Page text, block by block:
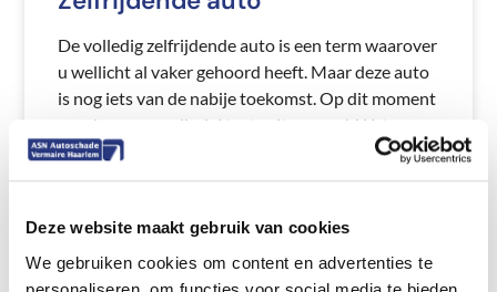
Deze website maakt gebruik van cookies
We gebruiken cookies om content en advertenties te
De volledig zelfrijdende auto is een term waarover
u wellicht al vaker gehoord heeft. Maar deze auto
is nog iets van de nabije toekomst. Op dit moment
worden er nog allerlei tests uitgevoerd. Wat
tegenwoordig een zelfrijdende auto wordt
genoemd,
LEES MEER >